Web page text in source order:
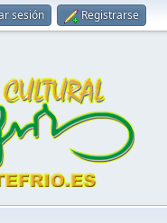
sesión Registrarse